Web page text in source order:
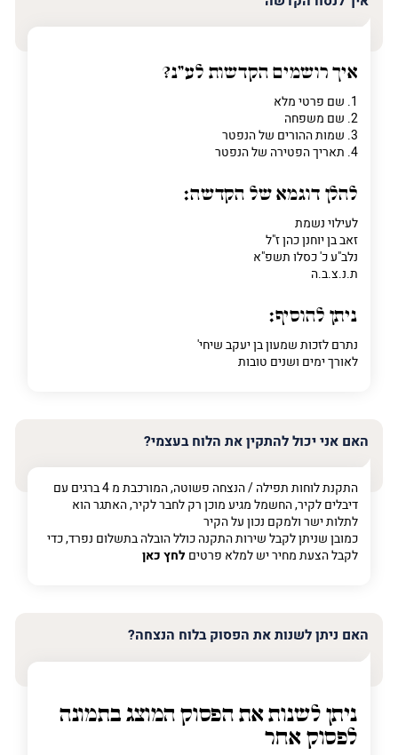
איך רושמים הקדשות לע"נ?
1. שם פרטי מלא
2. שם משפחה
3. שמות ההורים של הנפטר
4. תאריך הפטירה של הנפטר
להלן דוגמא של הקדשה:
לעילוי נשמת
זאב בן יוחנן כהן ז"ל
נלב"ע כ' כסלו תשפ"א
ת.נ.צ.ב.ה
ניתן להוסיף:
נתרם לזכות שמעון בן יעקב שיחי'
לאורך ימים ושנים טובות
האם אני יכול להתקין את הלוח בעצמי?
התקנת לוחות תפילה / הנצחה פשוטה, המורכבת מ 4 ברגים עם
דיבלים לקיר, החשמל מגיע מוכן רק לחבר לקיר, האתגר הוא
לתלות ישר ולמקם נכון על הקיר
כמובן שניתן לקבל שירות התקנה כולל הובלה בתשלום נפרד, כדי
לקבל הצעת מחיר יש למלא פרטים לחץ כאן
האם ניתן לשנות את הפסוק בלוח הנצחה?
ניתן לשנות את הפסוק המוצג בתמונה
לפסוק אחר